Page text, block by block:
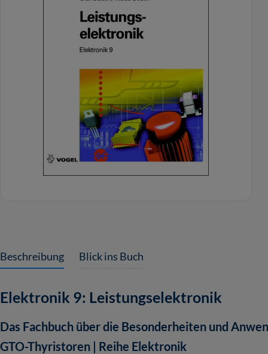
Beschreibung Blick ins Buch
Elektronik 9: Leistungselektronik
Das Fachbuch über die Besonderheiten und
GTO-Thyristoren | Reihe Elektronik